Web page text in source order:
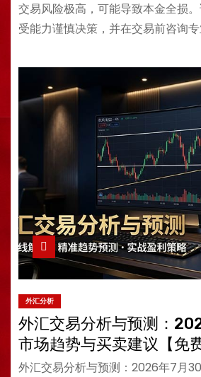
交易风险极高，可能导致本金全损
受能力谨慎决策，并在交易前咨询专
外汇分析
外汇交易分析与预测：
市场趋势与买卖建议【免
外汇交易分析与预测：2026年7月